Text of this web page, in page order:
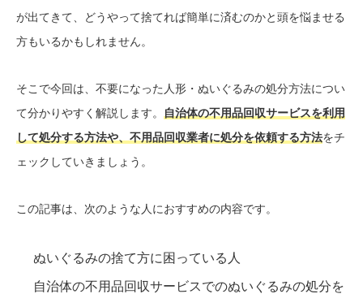
が出てきて、どうやって捨てれば簡単に済むのかと頭を悩ませる
方もいるかもしれません。
そこで今回は、不要になった人形・ぬいぐるみの処分方法につい
て分かりやすく解説します。
自治体の不用品回収サービスを利用
して処分する方法や、不用品回収業者に処分を依頼する方法をチ
ェックしていきましょう。
この記事は、次のような人におすすめの内容です。
ぬいぐるみの捨て方に困っている人
自治体の不用品回収サービスでのぬいぐるみの処分を